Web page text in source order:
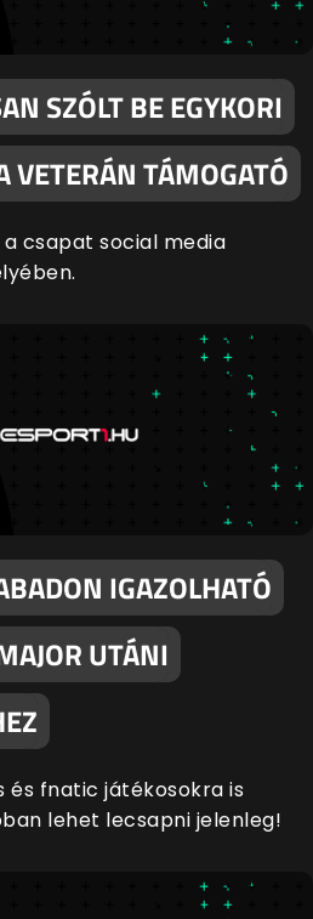
SZÓLT BE EGYKORI
VETERÁN TÁMOGATÓ
csapat social media
IGAZOLHATÓ
UTÁNI
és fnatic játékosokra is
lehet lecsapni jelenleg!